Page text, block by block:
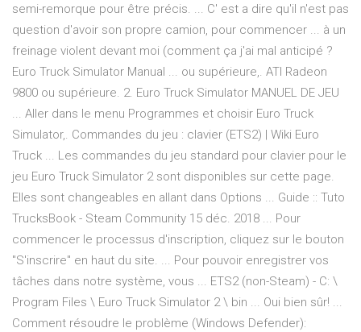
semi-remorque pour être précis. ... C' est a dire qu'il n'est pas
question d'avoir son propre camion, pour commencer ... à un
freinage violent devant moi (comment ça j'ai mal anticipé ?
Euro Truck Simulator Manual ... ou supérieure,. ATI Radeon
9800 ou supérieure. 2. Euro Truck Simulator MANUEL DE JEU
... Aller dans le menu Programmes et choisir Euro Truck
Simulator,. Commandes du jeu : clavier (ETS2) | Wiki Euro
Truck ... Les commandes du jeu standard pour clavier pour le
jeu Euro Truck Simulator 2 sont disponibles sur cette page.
Elles sont changeables en allant dans Options ... Guide :: Tuto
TrucksBook - Steam Community 15 déc. 2018 ... Pour
commencer le processus d'inscription, cliquez sur le bouton
"S'inscrire" en haut du site. ... Pour pouvoir enregistrer vos
tâches dans notre système, vous ... ETS2 (non-Steam) - C: \
Program Files \ Euro Truck Simulator 2 \ bin ... Oui bien sûr! ...
Comment résoudre le problème (Windows Defender):